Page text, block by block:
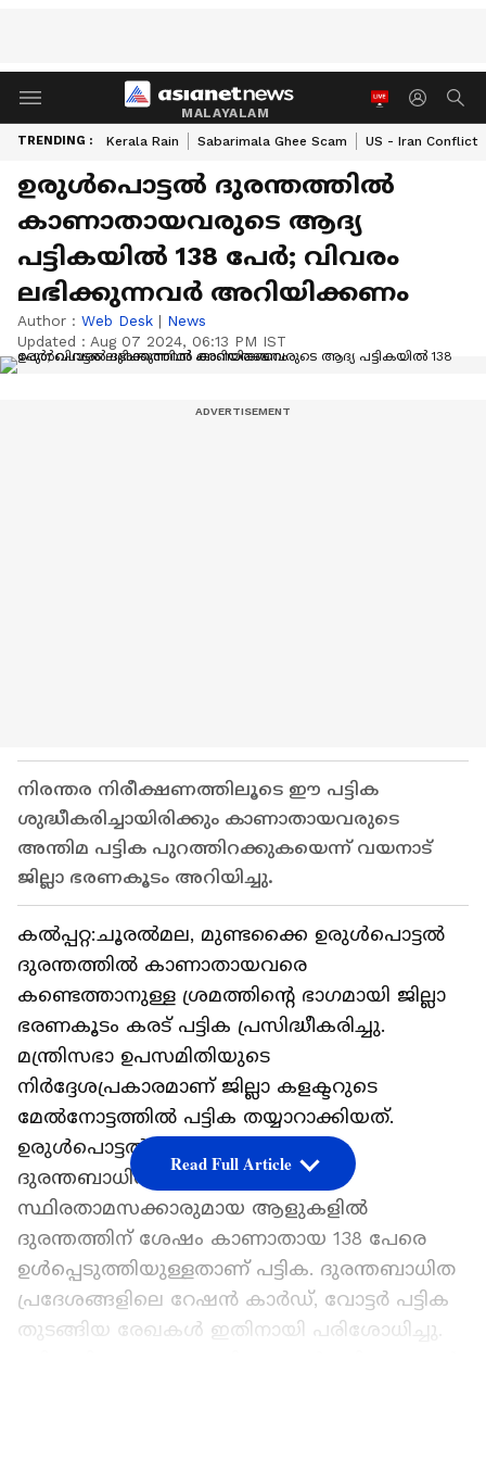
MALAYALAM
TRENDING : Kerala Rain Sabarimala Ghee Scam US - Iran Conflict
ഉരുള്‍പൊട്ടൽ ദുരന്തത്തിൽ
കാണാതായവരുടെ ആദ്യ
പട്ടികയിൽ 138 പേർ; വിവരം
ലഭിക്കുന്നവര്‍ അറിയിക്കണം
Author : Web Desk | News
Updated : Aug 07 2024, 06:13 PM IST
നിരന്തര നിരീക്ഷണത്തിലൂടെ ഈ പട്ടിക
ശുദ്ധീകരിച്ചായിരിക്കും കാണാതായവരുടെ
അന്തിമ പട്ടിക പുറത്തിറക്കുകയെന്ന് വയനാട്
ജില്ലാ ഭരണകൂടം അറിയിച്ചു.
കല്‍പ്പറ്റ:ചൂരല്‍മല, മുണ്ടക്കൈ ഉരുള്‍പൊട്ടല്‍
ദുരന്തത്തില്‍ കാണാതായവരെ
കണ്ടെത്താനുള്ള ശ്രമത്തിന്‍റെ ഭാഗമായി ജില്ലാ
ഭരണകൂടം കരട് പട്ടിക പ്രസിദ്ധീകരിച്ചു.
മന്ത്രിസഭാ ഉപസമിതിയുടെ
നിര്‍ദ്ദേശപ്രകാരമാണ് ജില്ലാ കളക്ടറുടെ
മേല്‍നോട്ടത്തില്‍ പട്ടിക തയ്യാറാക്കിയത്.
ഉരുള്‍പൊട്ടല്‍ നേരിട്ട് ബാധിച്ചവരും
ദുരന്തബാധിത പ്രദേശങ്ങളില്‍
സ്ഥിരതാമസക്കാരുമായ ആളുകളില്‍
ദുരന്തത്തിന് ശേഷം കാണാതായ 138 പേരെ
ഉള്‍പ്പെടുത്തിയുള്ളതാണ് പട്ടിക. ദുരന്തബാധിത
പ്രദേശങ്ങളിലെ റേഷന്‍ കാര്‍ഡ്, വോട്ടര്‍ പട്ടിക
തുടങ്ങിയ രേഖകള്‍ ഇതിനായി പരിശോധിച്ചു.
Read Full Article